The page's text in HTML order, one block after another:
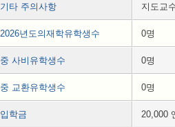
기타 주의사항 지도교
2026년도의재학유학생수 0명
중 사비유학생수 0명
중 교환유학생수 0명
입학금 20,000